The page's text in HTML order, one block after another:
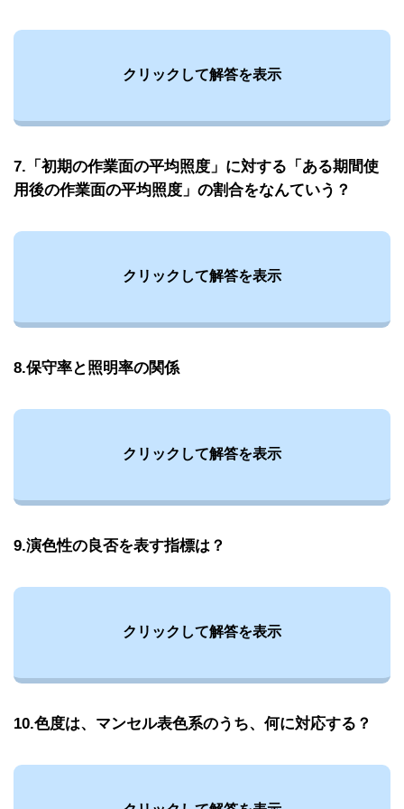
クリックして解答を表示
7.「初期の作業面の平均照度」に対する「ある期間使
用後の作業面の平均照度」の割合をなんていう？
クリックして解答を表示
8.保守率と照明率の関係
クリックして解答を表示
9.演色性の良否を表す指標は？
クリックして解答を表示
10.色度は、マンセル表色系のうち、何に対応する？